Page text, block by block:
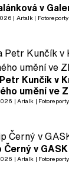
v
Artalk Fotoreporty
Kunčík v
umění ve
Artalk Fotoreporty
Černý v GASK
Artalk Fotoreporty